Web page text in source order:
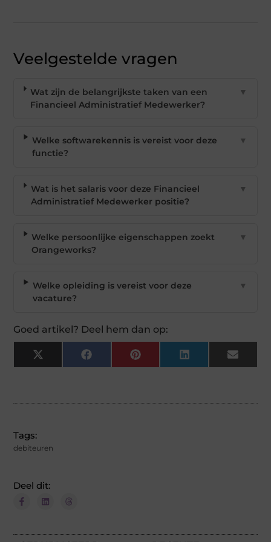
Veelgestelde vragen
Wat zijn de belangrijkste taken van een
Financieel Administratief Medewerker?
▼
Welke softwarekennis is vereist voor deze
functie?
▼
Wat is het salaris voor deze Financieel
Administratief Medewerker positie?
▼
Welke persoonlijke eigenschappen zoekt
Orangeworks?
▼
Welke opleiding is vereist voor deze
vacature?
▼
Goed artikel? Deel hem dan op:
X
(Twitter)
Facebook Pinterest LinkedIn Email
Tags:
debiteuren
Deel dit: